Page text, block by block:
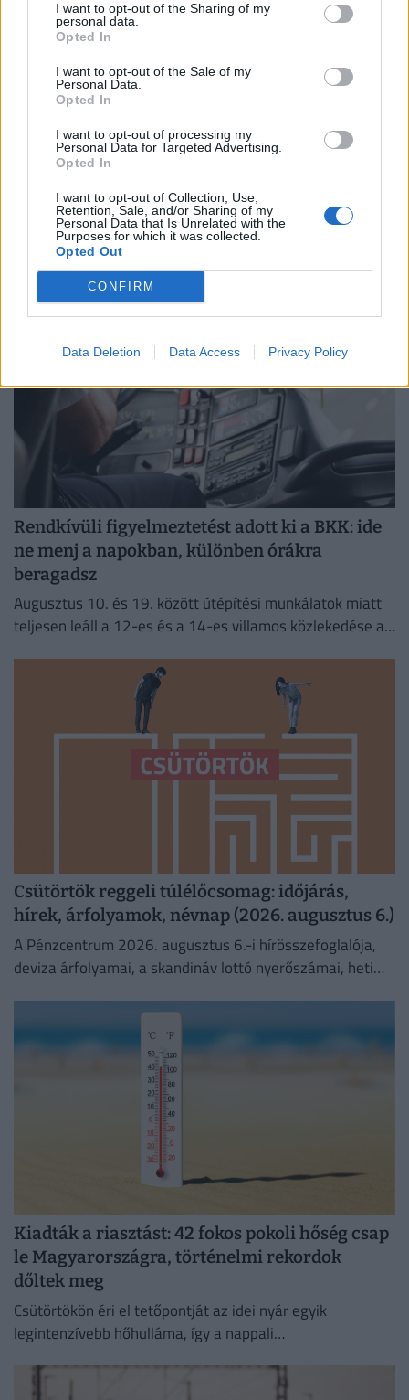
I want to opt-out of the Sharing of my
personal data.
Opted In
I want to opt-out of the Sale of my
Personal Data.
Opted In
I want to opt-out of processing my
Personal Data for Targeted Advertising.
Opted In
I want to opt-out of Collection, Use,
Retention, Sale, and/or Sharing of my
Personal Data that Is Unrelated with the
Purposes for which it was collected.
Opted Out
CONFIRM
Data Deletion Data Access Privacy Policy
Már nem működik a régi last minute trükk:
nyaralással
Javában tart a nyári szezon, mégis sokan csak most
keresik a tökéletes utazást.
Rendkívüli figyelmeztetést adott ki a BKK: ide
ne menj a napokban, különben órákra
beragadsz
Augusztus 10. és 19. között útépítési munkálatok miatt
teljesen leáll a 12-es és a 14-es villamos közlekedése a
Csütörtök reggeli túlélőcsomag: időjárás,
hírek, árfolyamok, névnap (2026. augusztus 6.)
A Pénzcentrum 2026. augusztus 6.-i hírösszefoglalója,
deviza árfolyamai, a skandináv lottó nyerőszámai, heti
Kiadták a riasztást: 42 fokos pokoli hőség csap
le Magyarországra, történelmi rekordok
dőltek meg
Csütörtökön éri el tetőpontját az idei nyár egyik
legintenzívebb hőhulláma, így a nappali